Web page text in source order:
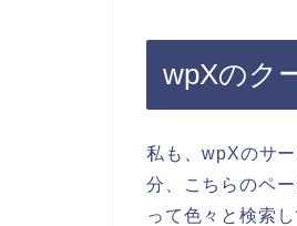
wpXのク
私も、wpXのサ
分、こちらのペ
って色々と検索